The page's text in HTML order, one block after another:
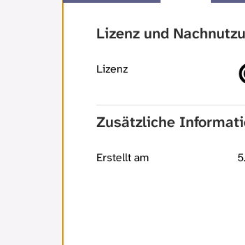
Lizenz und
Lizenz
Zusätzliche
Erstellt am